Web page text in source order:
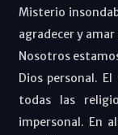
Misterio
agradecer y
Nosotros
Dios personal.
todas las
impersonal. En